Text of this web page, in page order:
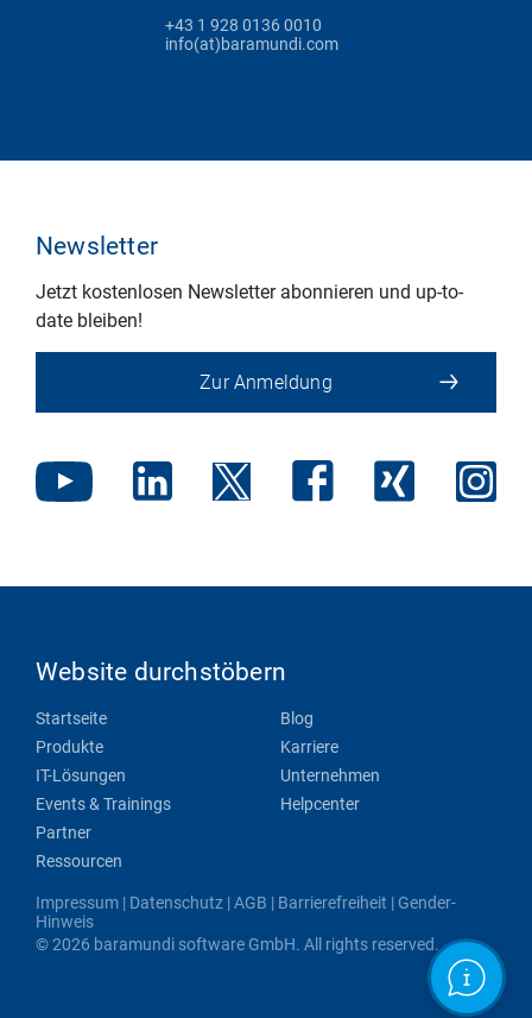
+43 1 928 0136 0010
info(at)baramundi.com
Newsletter
Jetzt kostenlosen Newsletter abonnieren und up-to-
date bleiben!
Zur Anmeldung
Website durchstöbern
Startseite
Produkte
IT-Lösungen
Events & Trainings
Partner
Ressourcen
Blog
Karriere
Unternehmen
Helpcenter
Impressum | Datenschutz |AGB | Barrierefreiheit | Gender-
Hinweis
© 2026 baramundi software GmbH. All rights reserved.